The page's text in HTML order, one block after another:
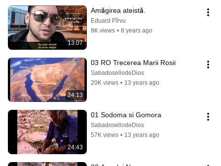
13:07
Amăgirea ateistă.
Eduard Pîrvu
8K views • 8 years ago
24:13
03 RO Trecerea Marii Rosii
SabadosellodeDios
20K views • 13 years ago
24:43
01 Sodoma si Gomora
SabadosellodeDios
57K views • 13 years ago